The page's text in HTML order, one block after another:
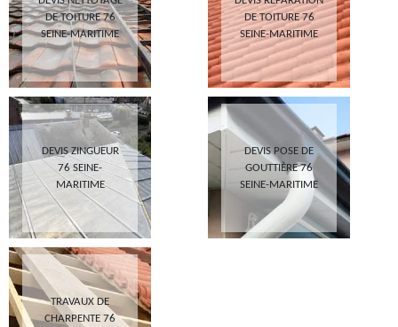
DE TOITURE 76
SEINE-MARITIME
DE TOITURE 76
SEINE-MARITIME
DEVIS ZINGUEUR
76 SEINE-
MARITIME
DEVIS POSE DE
GOUTTIÈRE 76
SEINE-MARITIME
TRAVAUX DE
CHARPENTE 76